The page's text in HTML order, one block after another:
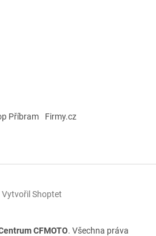
Příbram Firmy.cz
Vytvořil Shoptet
CFMOTO. Všechna práva